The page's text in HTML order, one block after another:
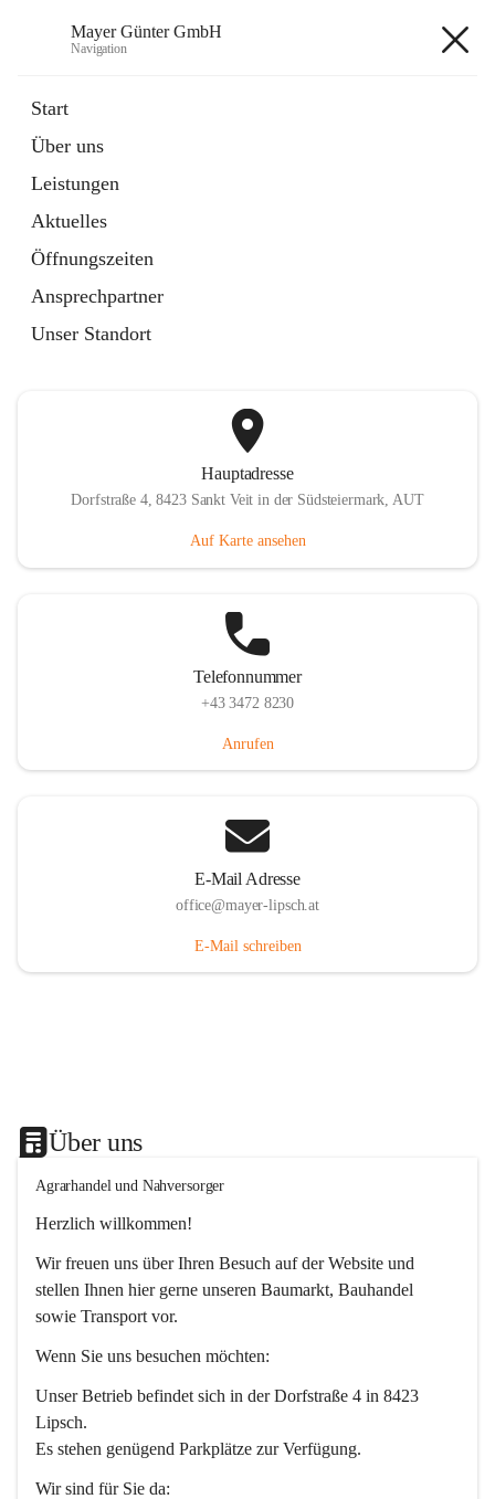
Mayer Günter GmbH
Navigation
Start
Über uns
Leistungen
Aktuelles
Öffnungszeiten
Ansprechpartner
Unser Standort
Artikel
in
Tab
TRANSPORTE
Artikel
öffnet
in
neuem
Tab
Hauptadresse
Dorfstraße 4, 8423 Sankt Veit in der Südsteiermark, AUT
Auf Karte ansehen
Telefonnummer
+43 3472 8230
Anrufen
E-Mail Adresse
office@mayer-lipsch.at
E-Mail schreiben
Über uns
Agrarhandel und Nahversorger
Herzlich willkommen!
Wir freuen uns über Ihren Besuch auf der Website und
stellen Ihnen hier gerne unseren Baumarkt, Bauhandel
sowie Transport vor.
Wenn Sie uns besuchen möchten:
Unser Betrieb befindet sich in der Dorfstraße 4 in 8423
Lipsch.
Es stehen genügend Parkplätze zur Verfügung.
Wir sind für Sie da: